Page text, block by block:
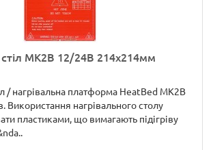
MK2B 12/24В 214х214мм
/ нагрівальна платформа HeatBed MK2B
Використання нагрівального столу
пластиками, що вимагають підігріву